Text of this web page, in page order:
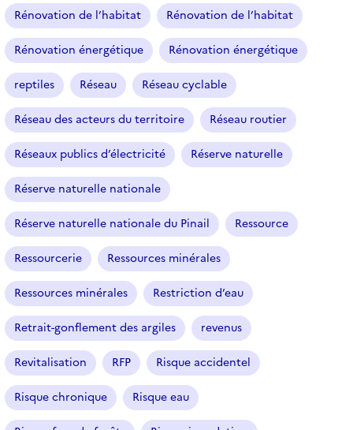
Rénovation de l’habitat Rénovation de l’habitat
Rénovation énergétique Rénovation énergétique
reptiles Réseau Réseau cyclable
Réseau des acteurs du territoire Réseau routier
Réseaux publics d’électricité Réserve naturelle
Réserve naturelle nationale
Réserve naturelle nationale du Pinail Ressource
Ressourcerie Ressources minérales
Ressources minérales Restriction d’eau
Retrait-gonflement des argiles revenus
Revitalisation RFP Risque accidentel
Risque chronique Risque eau